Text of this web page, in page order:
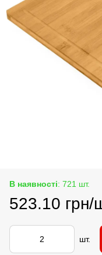
В наявності: 721 шт.
523.10 грн/
шт.